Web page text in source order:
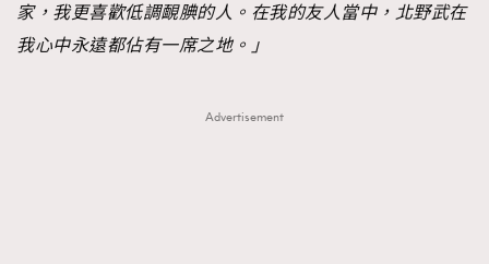
家，我更喜歡低調靦腆的人。在我的友人當中，北野武在
我心中永遠都佔有一席之地。」
Advertisement